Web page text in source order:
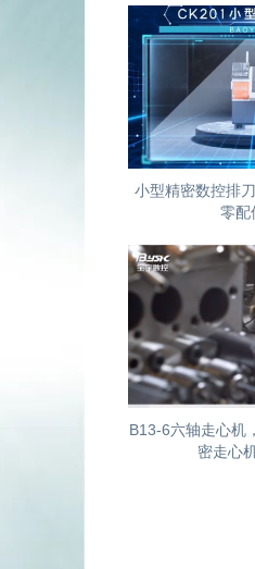
小型精密数控排
零配
B13-6六轴走心机
密走心